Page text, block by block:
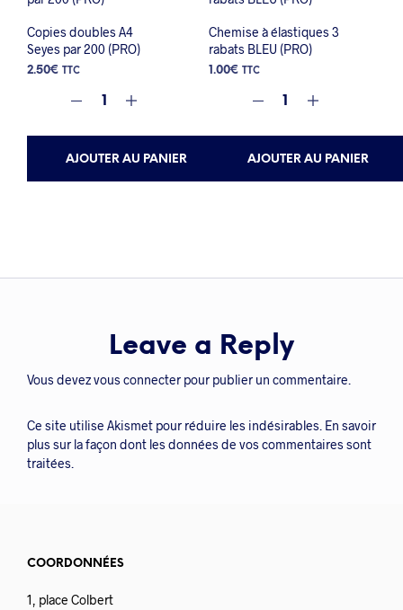
Copies doubles A4
Seyes par 200 (PRO)
2.50€ TTC
AJOUTER AU PANIER
Chemise à élastiques 3
rabats BLEU (PRO)
1.00€ TTC
AJOUTER AU PANIER
Leave a Reply
Vous devezvous connecter pour publier un commentaire.
Ce site utilise Akismet pour réduire les indésirables. En savoir
plus sur la façon dont les données de vos commentaires sont
traitées
COORDONNÉES
1, place Colbert